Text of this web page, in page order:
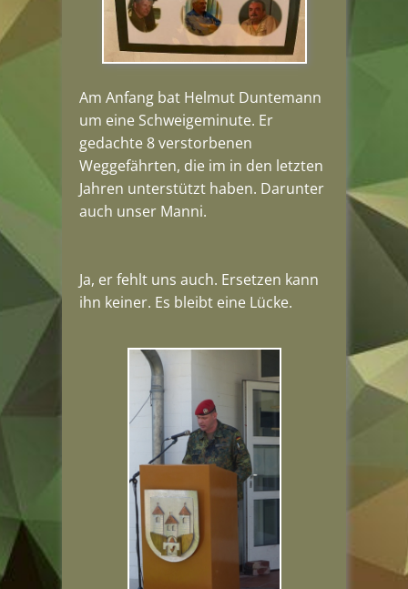
Am Anfang bat Helmut Duntemann
um eine Schweigeminute. Er
gedachte 8 verstorbenen
Weggefährten, die im in den letzten
Jahren unterstützt haben. Darunter
auch unser Manni.
Ja, er fehlt uns auch. Ersetzen kann
ihn keiner. Es bleibt eine Lücke.